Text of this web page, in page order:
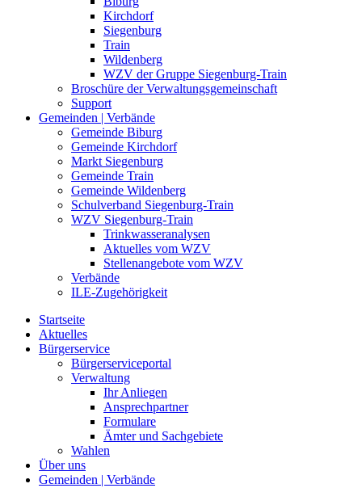
Kirchdorf
Siegenburg
Train
Wildenberg
WZV der Gruppe Siegenburg-Train
Broschüre der Verwaltungsgemeinschaft
Support
Gemeinden | Verbände
Gemeinde Biburg
Gemeinde Kirchdorf
Markt Siegenburg
Gemeinde Train
Gemeinde Wildenberg
Schulverband Siegenburg-Train
WZV Siegenburg-Train
Trinkwasseranalysen
Aktuelles vom WZV
Stellenangebote vom WZV
Verbände
ILE-Zugehörigkeit
Startseite
Aktuelles
Bürgerservice
Bürgerserviceportal
Verwaltung
Ihr Anliegen
Ansprechpartner
Formulare
Ämter und Sachgebiete
Wahlen
Über uns
Gemeinden | Verbände